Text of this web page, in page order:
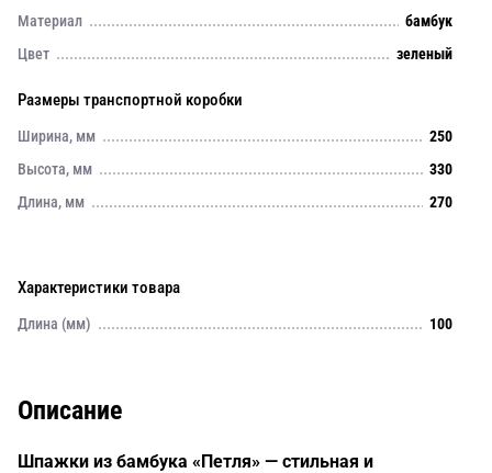
Материал
бамбук
Цвет
зеленый
Размеры транспортной коробки
Ширина, мм
250
Высота, мм
330
Длина, мм
270
Характеристики товара
Длина (мм) 100
Описание
Шпажки из бамбука «Петля» — стильная и